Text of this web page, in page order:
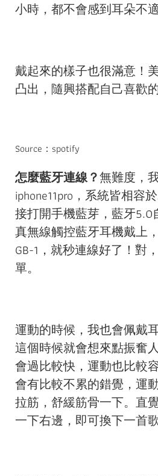
小時，都不會感到耳朵不
戴起來的樣子也很滿意！
凸出，隨興搭配自己喜歡
Source：spotify
怎麼藍牙連線？無難度，
iphone11pro，系統皆相容
接打開手機藍芽，藍牙
真無線觸控藍牙耳機戴上
GB-1，就秒連線好了！對
單。
運動的時候，我也會佩戴
這個時候就會想來點振奮
會過比較快，運動也比較
會有比較不累的錯覺，運
拉筋，舒緩筋骨一下。直
一下右邊，即可換下一首歌